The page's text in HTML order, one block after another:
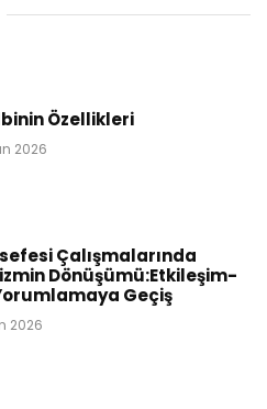
Özellikleri
2026
Çalışmalarında
Dönüşümü:Etkileşim-
Geçiş
2026